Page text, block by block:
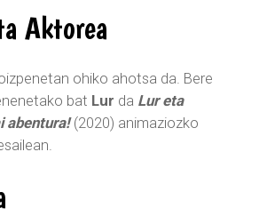
Aktorea
ohiko ahotsa da. Bere
bat Lur da Lur eta
abentura!(2020) animaziozko